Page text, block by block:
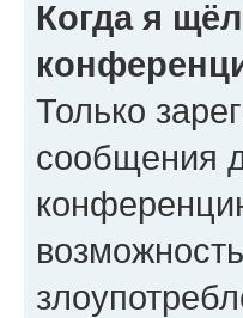
Когда я
Только
сообщения